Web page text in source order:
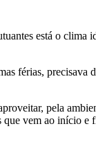
está o clima
férias, precisava
pela
vem ao início e